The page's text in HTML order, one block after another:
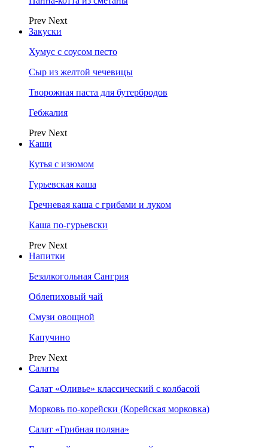
Prev Next
Закуски
Хумус с соусом песто
Сыр из желтой чечевицы
Творожная паста для бутербродов
Гебжалия
Prev Next
Каши
Кутья с изюмом
Гурьевская каша
Гречневая каша с грибами и луком
Каша по-гурьевски
Prev Next
Напитки
Безалкогольная Сангрия
Облепиховый чай
Смузи овощной
Капучино
Prev Next
Салаты
Салат «Оливье» классический с колбасой
Морковь по-корейски (Корейская морковка)
Салат «Грибная поляна»